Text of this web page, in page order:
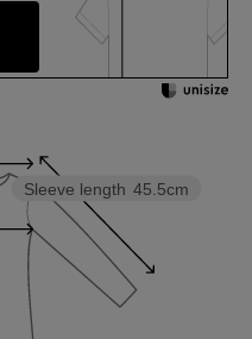
Sleeve length 45.5cm